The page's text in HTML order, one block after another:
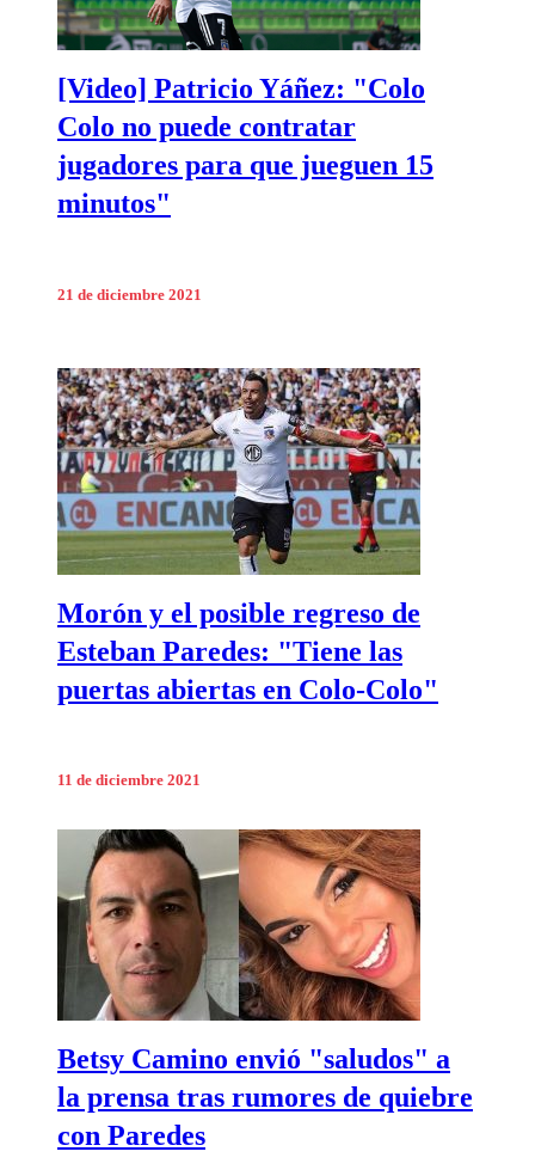
[Video] Patricio Yáñez: "Colo
Colo no puede contratar
jugadores para que jueguen 15
minutos"
21 de diciembre 2021
Morón y el posible regreso de
Esteban Paredes: "Tiene las
puertas abiertas en Colo-Colo"
11 de diciembre 2021
Betsy Camino envió "saludos" a
la prensa tras rumores de quiebre
con Paredes